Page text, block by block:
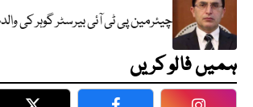
چیئرمین پی ٹی آئی بیرسٹر گوہر کی
ہمیں فالو کریں